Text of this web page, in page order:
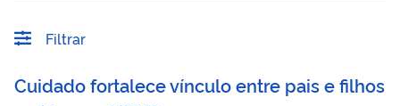
Filtrar
Cuidado fortalece vínculo entre pais e filhos